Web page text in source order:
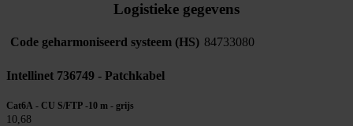
Logistieke gegevens
Code geharmoniseerd systeem (HS) 84733080
Intellinet 736749 - Patchkabel
Cat6A - CU S/FTP -10 m - grijs
10,68